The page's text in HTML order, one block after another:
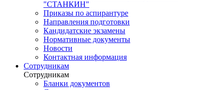
"СТАНКИН"
Приказы по аспирантуре
Направления подготовки
Кандидатские экзамены
Нормативные документы
Новости
Контактная информация
Сотрудникам
Сотрудникам
Бланки документов